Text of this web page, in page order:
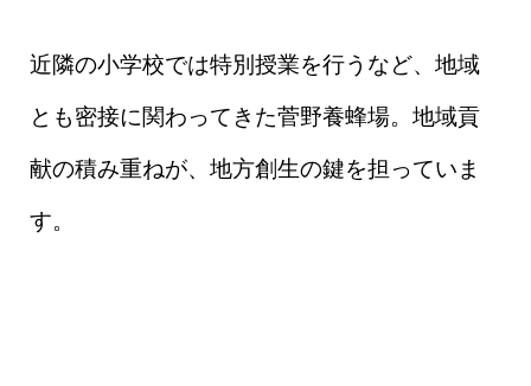
近隣の小学校では特別授業を行うなど、地域
とも密接に関わってきた菅野養蜂場。地域貢
献の積み重ねが、地方創生の鍵を担っていま
す。